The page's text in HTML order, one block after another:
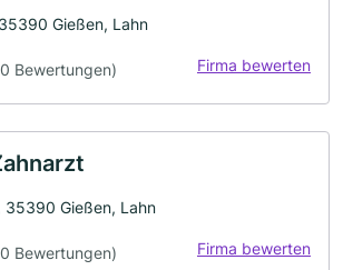
Gießen, Lahn
Bewertungen) Firma bewerten
35390 Gießen, Lahn
Bewertungen) Firma bewerten